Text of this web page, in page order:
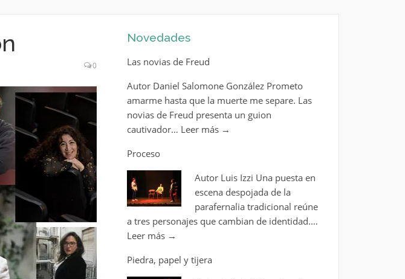
0
Novedades
Las novias de Freud
Autor Daniel Salomone González Prometo
amarme hasta que la muerte me separe. Las
novias de Freud presenta un guion
cautivador… Leer más →
Proceso
Autor Luis Izzi Una puesta en
escena despojada de la
parafernalia tradicional reúne
a tres personajes que cambian de identidad.…
Leer más →
Piedra, papel y tijera